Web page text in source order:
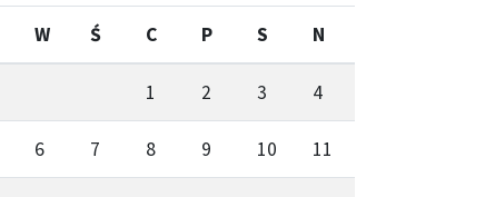
W Ś C P S N
1 2 3 4
6 7 8 9 10 11